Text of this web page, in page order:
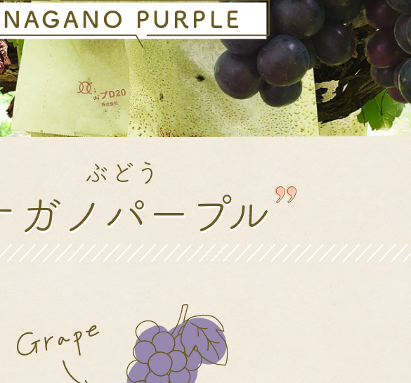
NAGANO PURPLE
ぶどう
ガノパープル